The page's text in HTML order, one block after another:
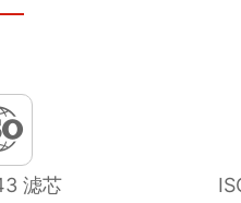
滤芯